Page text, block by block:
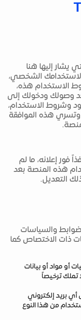
يشار إليها هنا
لاستخدامك الشخصي،
الاستخدام هذه،
وصولك ودخولك إلى
وشروط الاستخدام،
هذه الموافقة
فور إعلانه، ما لم
هذه المنصة بعد
التعديل.
والسياسات
ذات الاختصاص كما
أو مواد أو بيانات
تملك ترخيصاً
بريد إلكتروني
من هذا النوع